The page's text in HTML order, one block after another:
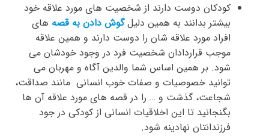
کودکان دوست دارند از شخصیت های مورد علاقه خود
بیشتر بدانند به همین دلیلگوش دادن به قصه های
افراد مورد علاقه شان را دوست دارند و همین علاقه
موجب قراردادان شخصیت فرد در وجود خودشان می
شود. بر همین اساس شما والدین آگاه و مهربان می
توانید خصوصیات و صفات خوب انسانی مانند صداقت،
شجاعت، گذشت و … را در قصه های مورد علاقه آن ها
بگنجانید تا این اخلاقیات انسانی از کودکی در جود
فرزندانتان نهادینه شود.